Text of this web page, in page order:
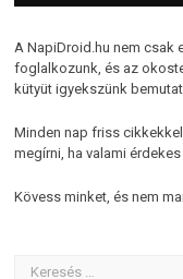
A NapiDroid.hu nem csak
foglalkozunk, és az
kütyüt igyekszünk
Minden nap friss
megírni, ha valami
Kövess minket, és nem